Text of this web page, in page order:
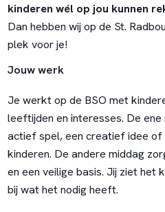
kinderen wél op jou kunnen
Dan hebben wij op de St.
plek voor je!
Jouw werk
Je werkt op de BSO met
leeftijden en interesses. De ene
actief spel, een creatief idee of
kinderen. De andere middag
en een veilige basis. Jij ziet het
bij wat het nodig heeft.